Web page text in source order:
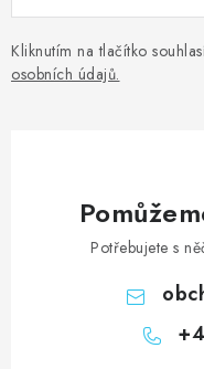
Kliknutím na tlačítko
osobních údajů.
Potřebujete s